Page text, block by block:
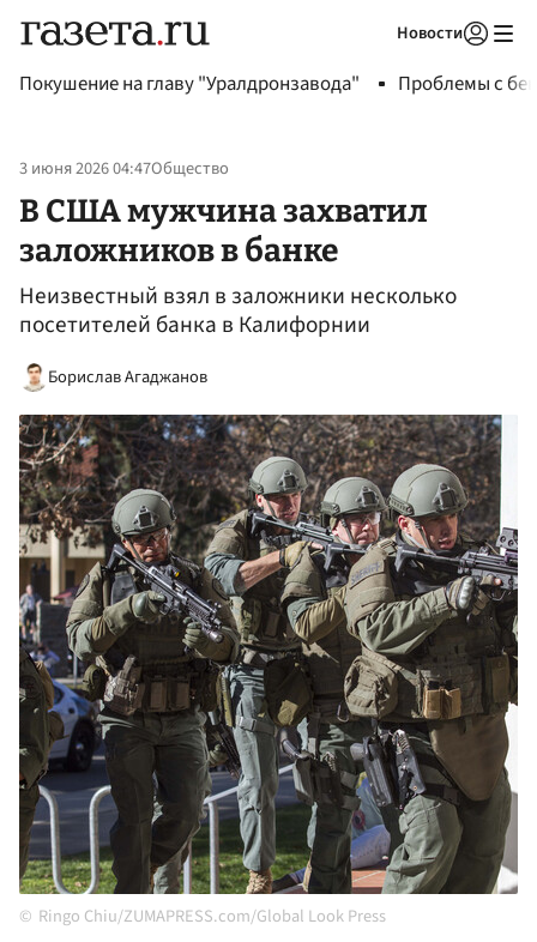
Новости
Покушение на главу "Уралдронзавода" Проблемы с
3 июня 2026 04:47Общество
В США мужчина захватил
заложников в банке
Неизвестный взял в заложники несколько
посетителей банка в Калифорнии
Борислав Агаджанов
Ringo Chiu/ZUMAPRESS.com/Global Look Press